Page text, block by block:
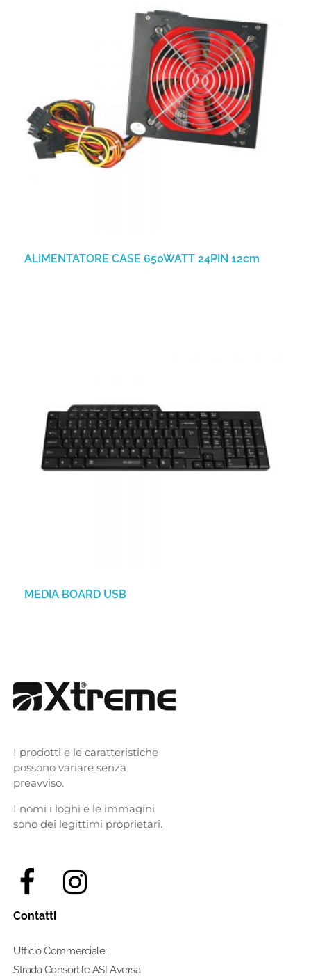
ALIMENTATORE CASE 650WATT 24PIN 12cm
MEDIA BOARD USB
I prodotti e le caratteristiche
possono variare senza
preavviso.
I nomi i loghi e le immagini
sono dei legittimi proprietari.
Contatti
Ufficio Commerciale:
Strada Consortile ASI Aversa